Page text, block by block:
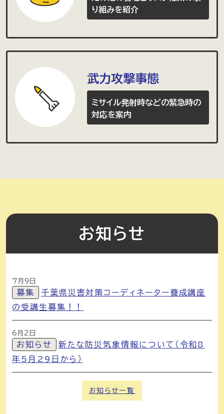
り組みを紹介
武力攻撃事態
ミサイル発射時などの緊急時の
対応を案内
お知らせ
7月9日
募集
千葉県災害対策コーディネーター養成講座
の受講生募集！！
6月2日
お知らせ
新たな防災気象情報について（令和8
年5月29日から）
お知らせ一覧